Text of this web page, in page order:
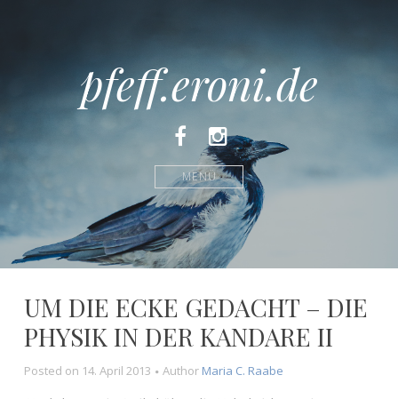
pfeff.eroni.de
FacebookInstagram
MENÜ
UM DIE ECKE GEDACHT – DIE
PHYSIK IN DER KANDARE II
Posted on 14. April 2013 Author Maria C. Raabe